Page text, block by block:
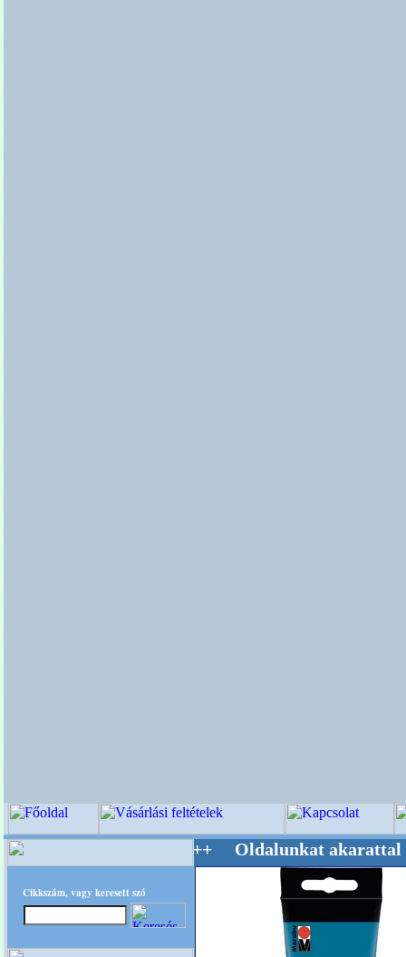
Cikkszám, vagy keresett szó
+++++++ Oldalunkat akarattal tartjuk